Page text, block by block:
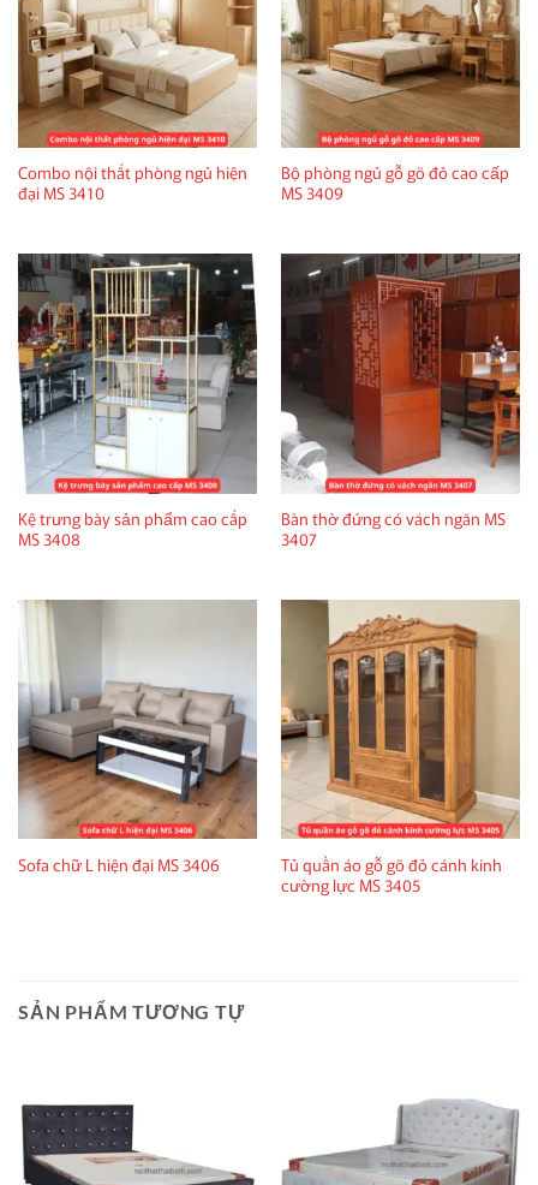
Combo nội thất phòng ngủ hiện
đại MS 3410
Bộ phòng ngủ gỗ gõ đỏ cao cấp
MS 3409
Kệ trưng bày sản phẩm cao cấp
MS 3408
Bàn thờ đứng có vách ngăn MS
3407
Sofa chữ L hiện đại MS 3406
Tủ quần áo gỗ gõ đỏ cánh kính
cường lực MS 3405
SẢN PHẨM TƯƠNG TỰ